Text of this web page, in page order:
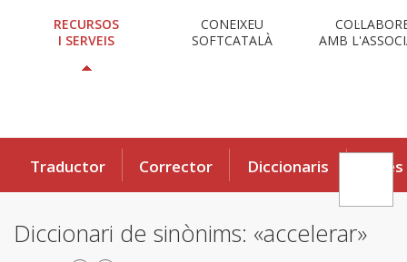
RECURSOS
I SERVEIS
CONEIXEU
SOFTCATALÀ
AMB
Traductor Corrector Diccionaris Eines
Diccionari de sinònims: «accelerar»